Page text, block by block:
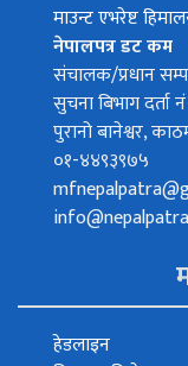
माउन्ट एभरेष्ट
नेपालपत्र डट कम
संचालक/प्रधान
सुचना बिभाग
पुरानो बानेश्वर,
०१-४४९३९७५
हेडलाइन